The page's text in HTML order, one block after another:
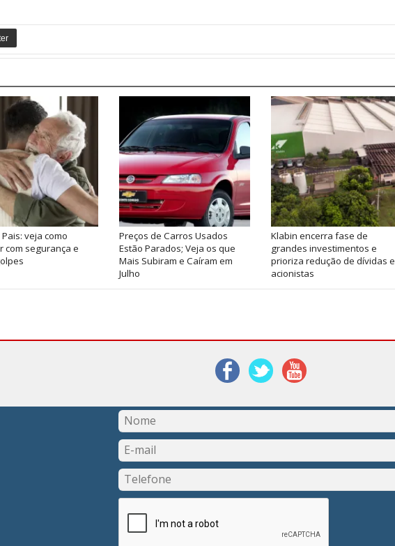
veja como
com segurança e
Preços de Carros Usados
Estão Parados; Veja os que
Mais Subiram e Caíram em
Julho
Klabin encerra fase de
grandes investimentos e
prioriza redução de dívidas e
acionistas